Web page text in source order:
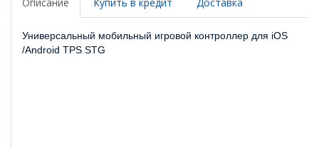
Универсальный мобильный игровой контроллер для iOS
/Android TPS STG